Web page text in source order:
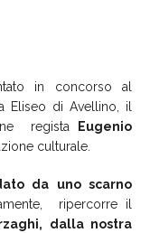
in concorso al
Eliseo di Avellino, il
regista
Eugenio
culturale.
da uno scarno
ripercorre il
dalla nostra